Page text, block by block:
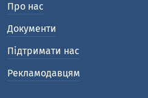
Про нас
Документи
Підтримати нас
Рекламодавцям